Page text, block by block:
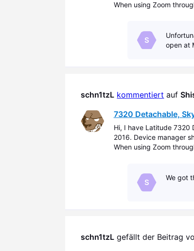
When using Zoom
S
open at
schn1tzL kommentiert auf
7320 Detachable,
Hi, I have Latitude 7320
2016. Device manager
When using Zoom
S
We got
schn1tzL gefällt der Beitrag